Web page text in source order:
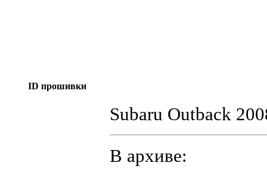
ID прошивки
Subaru Outback
В архиве: